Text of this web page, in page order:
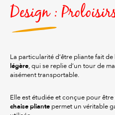
Design :
La particularité d’être pliante fait
légère, qui se replie d’un tour de
aisément transportable.
Elle est étudiée et conçue pour
chaise pliante permet un véritable